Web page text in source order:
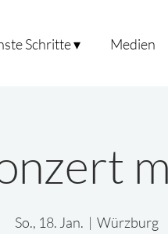
Schritte ▾ Medien
So., 18. Jan.
  |
Würzburg